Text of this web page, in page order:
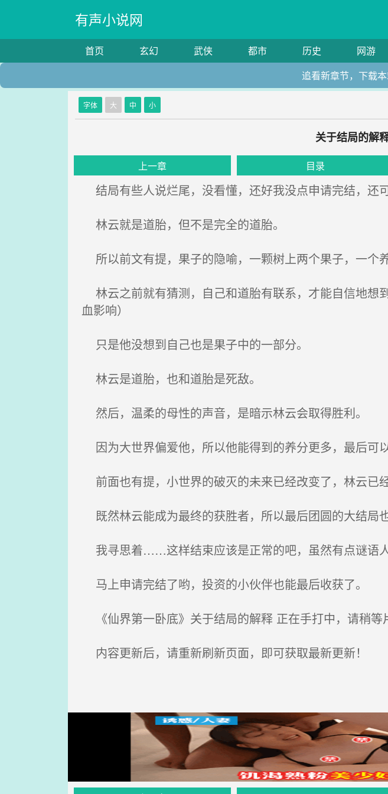
有声小说网
首页 玄幻 武侠 都市 历史 网游
追看新章节，下载
字体 大 中 小
关于结局的解
上一章 目录
结局有些人说烂尾，没看懂，还好我没点申请完结，还
林云就是道胎，但不是完全的道胎。
所以前文有提，果子的隐喻，一颗树上两个果子，一个
林云之前就有猜测，自己和道胎有联系，才能自信地想
血影响）
只是他没想到自己也是果子中的一部分。
林云是道胎，也和道胎是死敌。
然后，温柔的母性的声音，是暗示林云会取得胜利。
因为大世界偏爱他，所以他能得到的养分更多，最后可
前面也有提，小世界的破灭的未来已经改变了，林云已
既然林云能成为最终的获胜者，所以最后团圆的大结局
我寻思着……这样结束应该是正常的吧，虽然有点谜语
马上申请完结了哟，投资的小伙伴也能最后收获了。
《仙界第一卧底》关于结局的解释 正在手打中，请稍等
内容更新后，请重新刷新页面，即可获取最新更新！